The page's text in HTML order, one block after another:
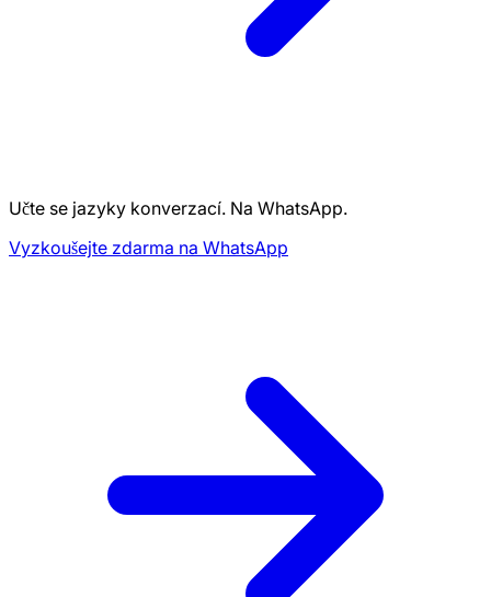
Učte se jazyky konverzací. Na WhatsApp.
Vyzkoušejte zdarma na WhatsApp